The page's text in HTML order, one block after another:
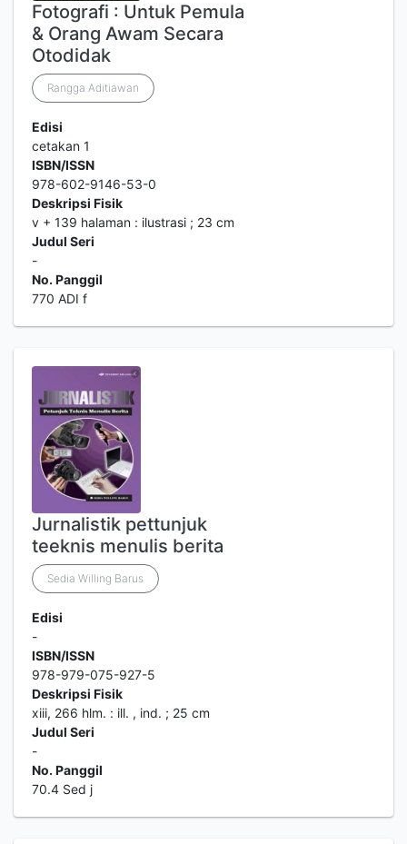
Fotografi : Untuk Pemula
& Orang Awam Secara
Otodidak
Rangga Aditiawan
Edisi
cetakan 1
ISBN/ISSN
978-602-9146-53-0
Deskripsi Fisik
v + 139 halaman : ilustrasi ; 23 cm
Judul Seri
-
No. Panggil
770 ADI f
Jurnalistik pettunjuk
teeknis menulis berita
Sedia Willing Barus
Edisi
-
ISBN/ISSN
978-979-075-927-5
Deskripsi Fisik
xiii, 266 hlm. : ill. , ind. ; 25 cm
Judul Seri
-
No. Panggil
70.4 Sed j